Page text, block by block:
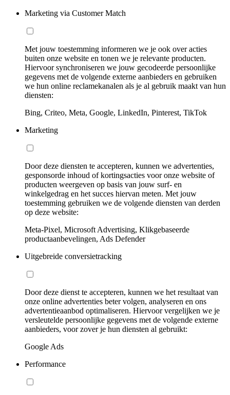
Marketing via Customer Match
Met jouw toestemming informeren we je ook over acties
buiten onze website en tonen we je relevante producten.
Hiervoor synchroniseren we jouw gecodeerde persoonlijke
gegevens met de volgende externe aanbieders en gebruiken
we hun online reclamekanalen als je al gebruik maakt van hun
diensten:
Bing, Criteo, Meta, Google, LinkedIn, Pinterest, TikTok
Marketing
Door deze diensten te accepteren, kunnen we advertenties,
gesponsorde inhoud of kortingsacties voor onze website of
producten weergeven op basis van jouw surf- en
winkelgedrag en het succes hiervan meten. Met jouw
toestemming gebruiken we de volgende diensten van derden
op deze website:
Meta-Pixel, Microsoft Advertising, Klikgebaseerde
productaanbevelingen, Ads Defender
Uitgebreide conversietracking
Door deze dienst te accepteren, kunnen we het resultaat van
onze online advertenties beter volgen, analyseren en ons
advertentieaanbod optimaliseren. Hiervoor vergelijken we je
versleutelde persoonlijke gegevens met de volgende externe
aanbieders, voor zover je hun diensten al gebruikt:
Google Ads
Performance